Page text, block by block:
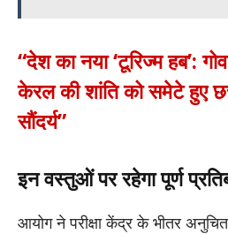
“देश का नया ‘टूरिज्म हब’:
केरल की शांति को समेटे हुए
सौंदर्य”
इन वस्तुओं पर रहेगा पूर्ण
आयोग ने परीक्षा केंद्र के भीतर